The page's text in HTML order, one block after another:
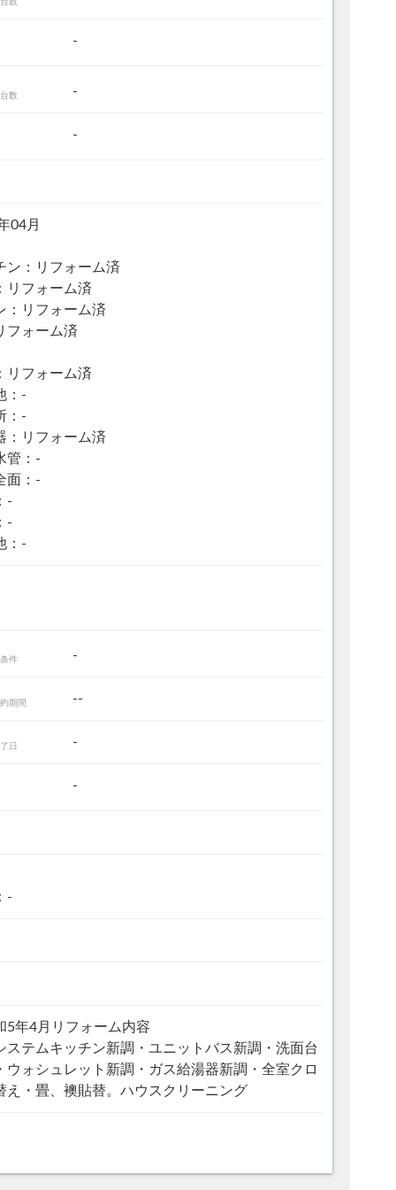
数
-
数 -
-
04月
ン：リフォーム済
リフォーム済
：リフォーム済
フォーム済
リフォーム済
：-
：-
：リフォーム済
管：-
面：-
-
-
：-
件 -
期間 --
日 -
-
-
5年4月リフォーム内容
テムキッチン新調・ユニットバス新調・洗面台
ウォシュレット新調・ガス給湯器新調・全室クロ
え・畳、襖貼替。ハウスクリーニング